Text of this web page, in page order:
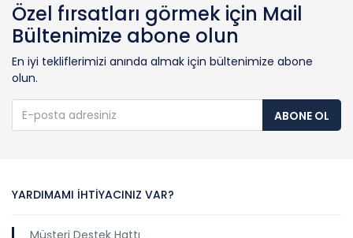
Özel fırsatları görmek için Mail
Bültenimize abone olun
En iyi tekliflerimizi anında almak için bültenimize abone
olun.
ABONE OL
YARDIMAMI İHTIYACINIZ VAR?